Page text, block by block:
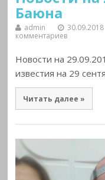
Баюна
admin 30.09.2018
комментариев
Новости на
известия на 29
Читать далее »